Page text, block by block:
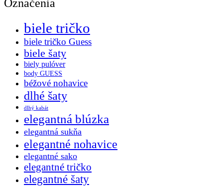
Označenia
biele tričko
biele tričko Guess
biele šaty
biely pulóver
body GUESS
béžové nohavice
dlhé šaty
dlhý kabát
elegantná blúzka
elegantná sukňa
elegantné nohavice
elegantné sako
elegantné tričko
elegantné šaty